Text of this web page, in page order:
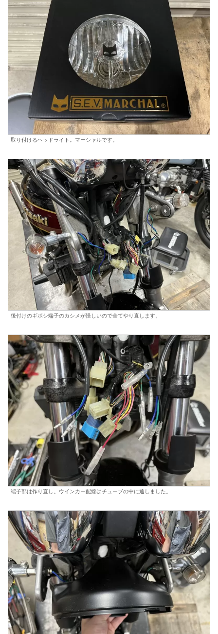
取り付けるヘッドライト。マーシャルです。
後付けのギボシ端子のカシメが怪しいので全てやり直します。
端子部は作り直し。ウインカー配線はチューブの中に通しました。